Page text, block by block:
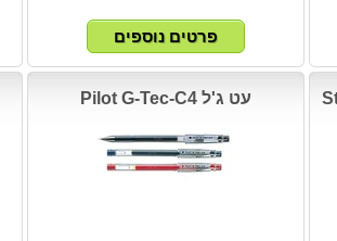
עט ג'ל Pilot G-Tec-C4